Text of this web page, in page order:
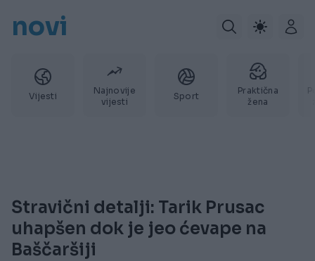
novi
Vijesti
Najnovije
vijesti
Sport
Praktična
žena
Stravični detalji: Tarik Prusac
uhapšen dok je jeo ćevape na
Baščaršiji